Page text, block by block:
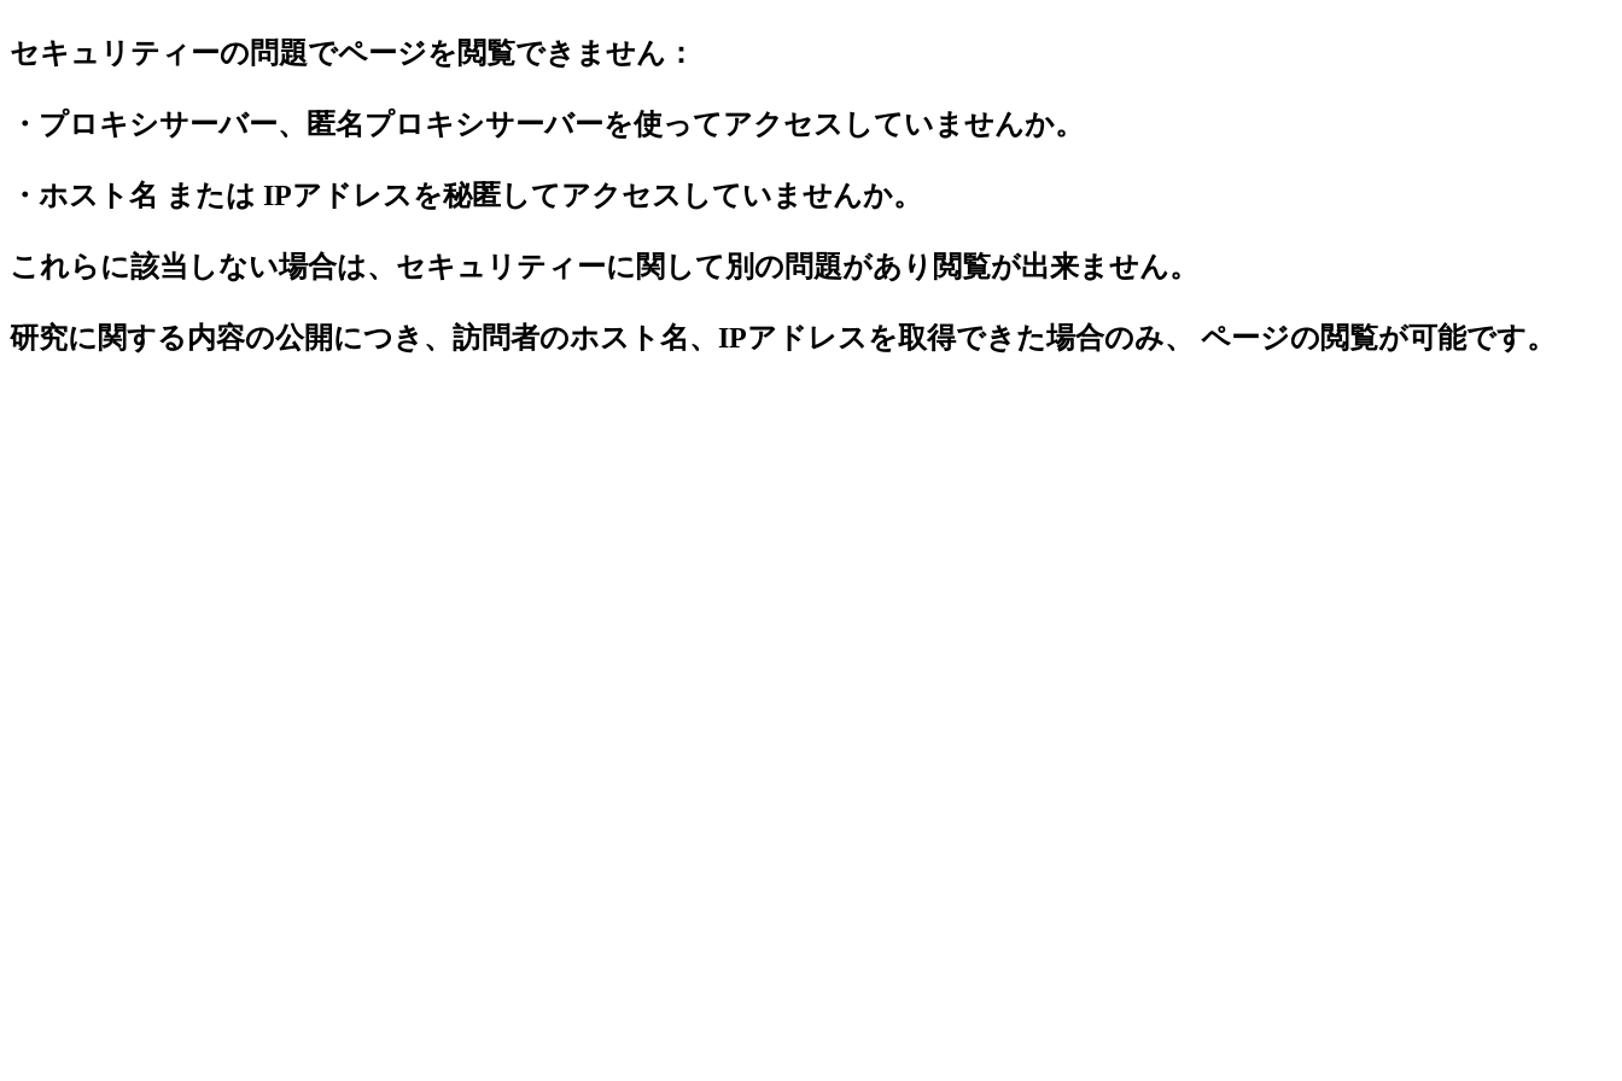
セキュリティーの問題でページを閲覧できません：
・プロキシサーバー、匿名プロキシサーバーを使ってアクセスしていませんか。
・ホスト名 または IPアドレスを秘匿してアクセスしていませんか。
これらに該当しない場合は、セキュリティーに関して別の問題があり閲覧が出来ません。
研究に関する内容の公開につき、訪問者のホスト名、IPアドレスを取得できた場合のみ、 ページの閲覧が可能です。